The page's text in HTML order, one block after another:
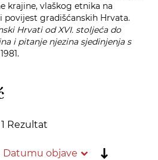
krajine, vlaškog etnika na
gradišćanskih Hrvata.
Hrvati od XVI. stoljeća do
i pitanje njezina sjedinjenja s
1 Rezultat